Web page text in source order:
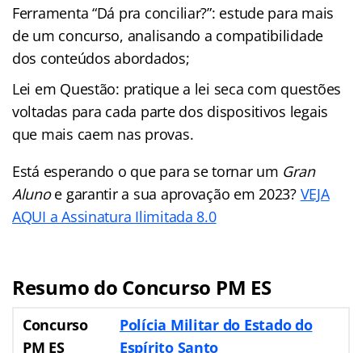
Ferramenta “Dá pra conciliar?”: estude para mais
de um concurso, analisando a compatibilidade
dos conteúdos abordados;
Lei em Questão: pratique a lei seca com questões
voltadas para cada parte dos dispositivos legais
que mais caem nas provas.
Está esperando o que para se tornar um Gran
Alunoe garantir a sua aprovação em 2023? VEJA
AQUI a Assinatura Ilimitada 8.0
Resumo do Concurso PM ES
Concurso
PM ES
Polícia Militar do Estado do
Espírito Santo